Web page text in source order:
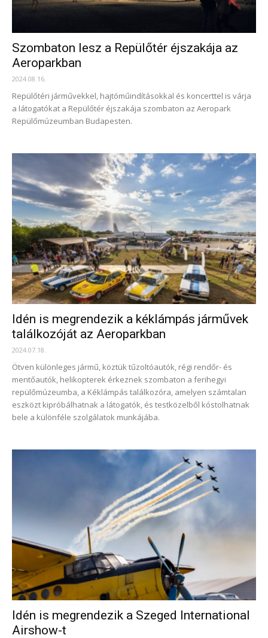
Szombaton lesz a Repülőtér éjszakája az
Aeroparkban
2024.08.16.
Repülőtéri járművekkel, hajtóműindításokkal és koncerttel is várja
a látogatókat a Repülőtér éjszakája szombaton az Aeropark
Repülőmúzeumban Budapesten.
Idén is megrendezik a kéklámpás járművek
találkozóját az Aeroparkban
2024.07.18.
Ötven különleges jármű, köztük tűzoltóautók, régi rendőr- és
mentőautók, helikopterek érkeznek szombaton a ferihegyi
repülőmúzeumba, a Kéklámpás találkozóra, amelyen számtalan
eszközt kipróbálhatnak a látogatók, és testközelből kóstolhatnak
bele a különféle szolgálatok munkájába.
Idén is megrendezik a Szeged International
Airshow-t